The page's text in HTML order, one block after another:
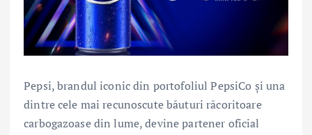
Pepsi, brandul iconic din portofoliul PepsiCo și una
dintre cele mai recunoscute băuturi răcoritoare
carbogazoase din lume, devine partener oficial